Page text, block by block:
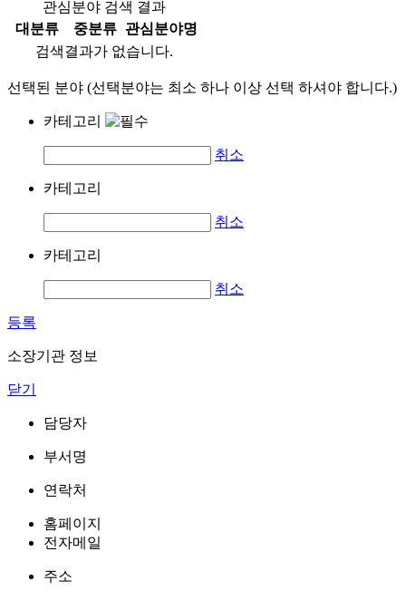
관심분야 검색 결과
대분류
중분류
관심분야명
검색결과가 없습니다.
선택된 분야 (선택분야는 최소 하나 이상 선택 하셔야 합니다.)
카테고리
취소
카테고리
취소
카테고리
취소
등록
소장기관 정보
닫기
담당자
부서명
연락처
홈페이지
전자메일
주소